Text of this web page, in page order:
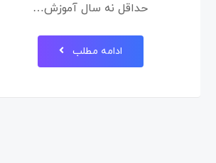
حداقل نه سال آموزش…
ادامه مطلب